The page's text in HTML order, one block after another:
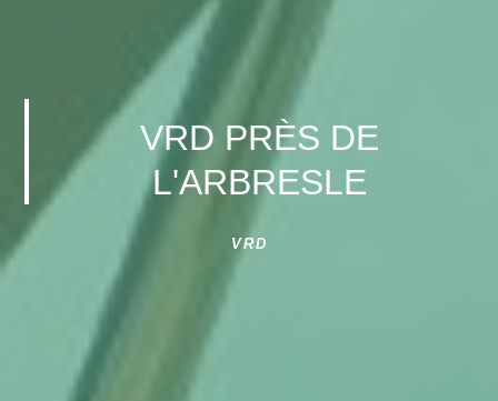
VRD PRÈS DE
L'ARBRESLE
VRD